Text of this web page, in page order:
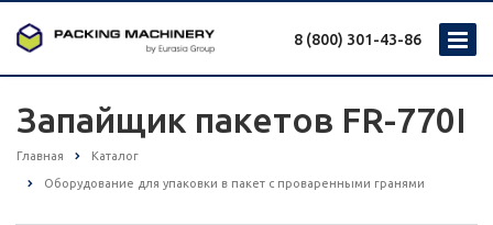
8 (800) 301-43-86
Запайщик пакетов FR-770I
Главная Каталог
Оборудование для упаковки в пакет с проваренными гранями